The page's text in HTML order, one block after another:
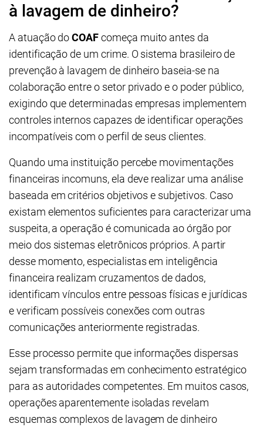
à lavagem de dinheiro?
A atuação doCOAFcomeça muito antes da
identificação de um crime. O sistema brasileiro de
prevenção à lavagem de dinheiro baseia-se na
colaboração entre o setor privado e o poder público,
exigindo que determinadas empresas implementem
controles internos capazes de identificar operações
incompatíveis com o perfil de seus clientes.
Quando uma instituição percebe movimentações
financeiras incomuns, ela deve realizar uma análise
baseada em critérios objetivos e subjetivos. Caso
existam elementos suficientes para caracterizar uma
suspeita, a operação é comunicada ao órgão por
meio dos sistemas eletrônicos próprios. A partir
desse momento, especialistas em inteligência
financeira realizam cruzamentos de dados,
identificam vínculos entre pessoas físicas e jurídicas
e verificam possíveis conexões com outras
comunicações anteriormente registradas.
Esse processo permite que informações dispersas
sejam transformadas em conhecimento estratégico
para as autoridades competentes. Em muitos casos,
operações aparentemente isoladas revelam
esquemas complexos de lavagem de dinheiro